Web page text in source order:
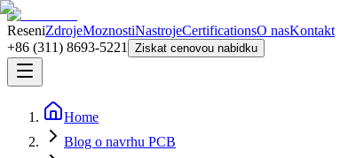
ReseniZdrojeMoznostiNastrojeCertificationsO nasKontakt
+86 (311) 8693-5221
Ziskat cenovou nabidku
Home
Blog o navrhu PCB